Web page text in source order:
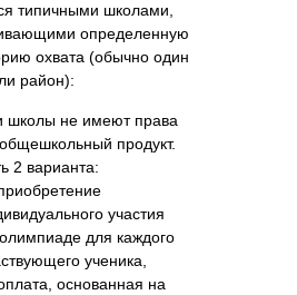
типичными школами,
определенную
охвата (обычно один
район):
школы не имеют права
продукт.
2 варианта:
участия
для каждого
ученика,
основанная на